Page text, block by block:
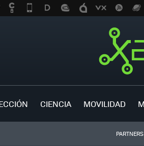
CIENCIA MOVILIDAD
PARTNERS